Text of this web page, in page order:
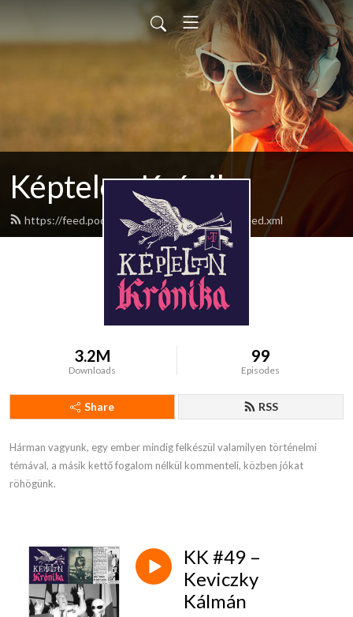
Képtelen Krónika
https://feed.podbean.com/keptelenkronika/feed.xml
3.2M
Downloads
99
Episodes
Share RSS
Hárman vagyunk, egy ember mindig felkészül valamilyen történelmi
témával, a másik kettő fogalom nélkül kommenteli, közben jókat
röhögünk.
KK #49 –
Keviczky
Kálmán